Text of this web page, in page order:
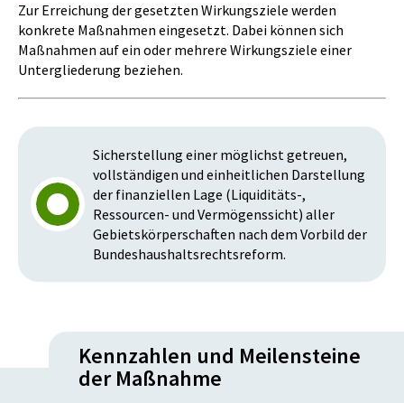
Zur Erreichung der gesetzten Wirkungsziele werden
konkrete Maßnahmen eingesetzt. Dabei können sich
Maßnahmen auf ein oder mehrere Wirkungsziele einer
Untergliederung beziehen.
Sicherstellung einer möglichst getreuen,
vollständigen und einheitlichen Darstellung
der finanziellen Lage (Liquiditäts-,
Ressourcen- und Vermögenssicht) aller
Gebietskörperschaften nach dem Vorbild der
Bundeshaushaltsrechtsreform.
Kennzahlen und Meilensteine
der Maßnahme